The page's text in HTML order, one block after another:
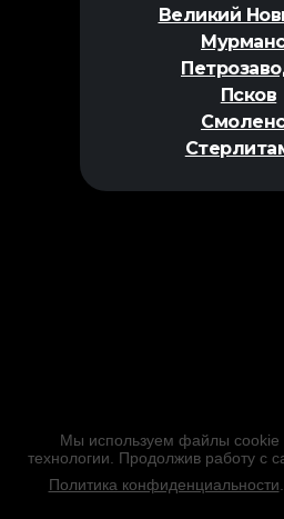
Великий
Псков
Мы используем файлы cookie
технологии. Продолжив работу с
Политика конфиденциальности